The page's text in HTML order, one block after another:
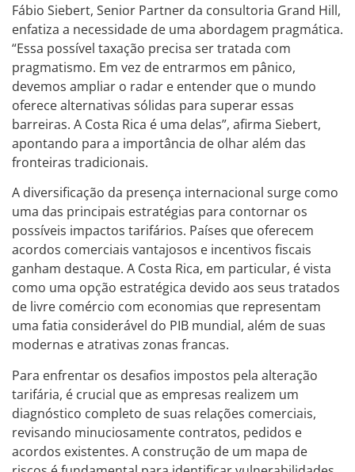
Fábio Siebert, Senior Partner da consultoria Grand Hill,
enfatiza a necessidade de uma abordagem pragmática.
“Essa possível taxação precisa ser tratada com
pragmatismo. Em vez de entrarmos em pânico,
devemos ampliar o radar e entender que o mundo
oferece alternativas sólidas para superar essas
barreiras. A Costa Rica é uma delas”, afirma Siebert,
apontando para a importância de olhar além das
fronteiras tradicionais.
A diversificação da presença internacional surge como
uma das principais estratégias para contornar os
possíveis impactos tarifários. Países que oferecem
acordos comerciais vantajosos e incentivos fiscais
ganham destaque. A Costa Rica, em particular, é vista
como uma opção estratégica devido aos seus tratados
de livre comércio com economias que representam
uma fatia considerável do PIB mundial, além de suas
modernas e atrativas zonas francas.
Para enfrentar os desafios impostos pela alteração
tarifária, é crucial que as empresas realizem um
diagnóstico completo de suas relações comerciais,
revisando minuciosamente contratos, pedidos e
acordos existentes. A construção de um mapa de